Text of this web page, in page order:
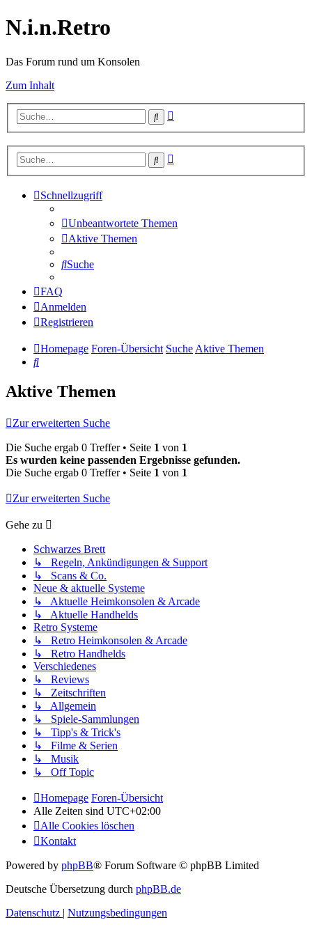
N.i.n.Retro
Das Forum rund um Konsolen
Zum Inhalt
Suche
Suche
Schnellzugriff
Unbeantwortete Themen
Aktive Themen
Suche
FAQ
Anmelden
Registrieren
Homepage Foren-Übersicht Suche Aktive Themen
Suche
Aktive Themen
Zur erweiterten Suche
Die Suche ergab 0 Treffer • Seite 1 von 1
Es wurden keine passenden Ergebnisse gefunden.
Die Suche ergab 0 Treffer • Seite 1 von 1
Zur erweiterten Suche
Gehe zu
Schwarzes Brett
↳ Regeln, Ankündigungen & Support
↳ Scans & Co.
Neue & aktuelle Systeme
↳ Aktuelle Heimkonsolen & Arcade
↳ Aktuelle Handhelds
Retro Systeme
↳ Retro Heimkonsolen & Arcade
↳ Retro Handhelds
Verschiedenes
↳ Reviews
↳ Zeitschriften
↳ Allgemein
↳ Spiele-Sammlungen
↳ Tipp's & Trick's
↳ Filme & Serien
↳ Musik
↳ Off Topic
Homepage Foren-Übersicht
Alle Zeiten sind UTC+02:00
Alle Cookies löschen
Kontakt
Powered by phpBB® Forum Software © phpBB Limited
Deutsche Übersetzung durch phpBB.de
Datenschutz | Nutzungsbedingungen